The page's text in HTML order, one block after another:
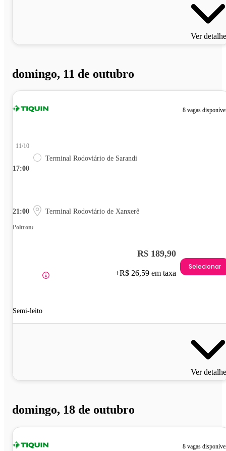
Ver
domingo, 11 de outubro
8 vagas
17:00
11/10
Terminal Rodoviário de Sarandi
21:00 Terminal Rodoviário de Xanxerê
Poltrona
Semi-leito
R$ 189,90
+R$ 26,59 em taxa
Selecionar
Ver
domingo, 18 de outubro
8 vagas